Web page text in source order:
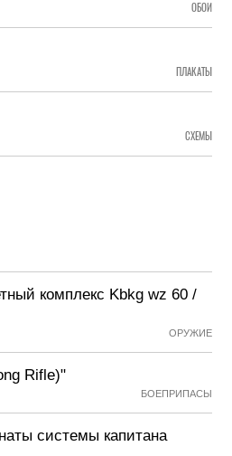
ОБОИ
ПЛАКАТЫ
СХЕМЫ
комплекс Kbkg wz 60 /
ОРУЖИЕ
Rifle)"
БОЕПРИПАСЫ
системы капитана